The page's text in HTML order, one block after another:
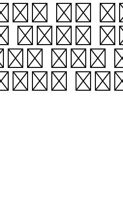
해야 하는
영어에는
서 찾아낸
본만의 독